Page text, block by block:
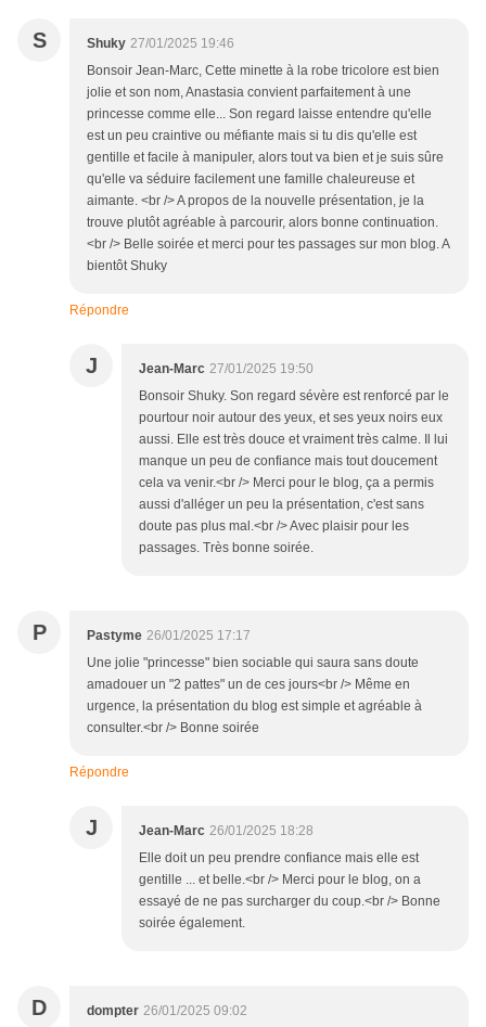
S Shuky 27/01/2025 19:46
Bonsoir Jean-Marc, Cette minette à la robe tricolore est bien
jolie et son nom, Anastasia convient parfaitement à une
princesse comme elle... Son regard laisse entendre qu'elle
est un peu craintive ou méfiante mais si tu dis qu'elle est
gentille et facile à manipuler, alors tout va bien et je suis sûre
qu'elle va séduire facilement une famille chaleureuse et
aimante. <br /> A propos de la nouvelle présentation, je la
trouve plutôt agréable à parcourir, alors bonne continuation.
<br /> Belle soirée et merci pour tes passages sur mon blog. A
bientôt Shuky
Répondre
J Jean-Marc 27/01/2025 19:50
Bonsoir Shuky. Son regard sévère est renforcé par le
pourtour noir autour des yeux, et ses yeux noirs eux
aussi. Elle est très douce et vraiment très calme. Il lui
manque un peu de confiance mais tout doucement
cela va venir.<br /> Merci pour le blog, ça a permis
aussi d'alléger un peu la présentation, c'est sans
doute pas plus mal.<br /> Avec plaisir pour les
passages. Très bonne soirée.
P Pastyme 26/01/2025 17:17
Une jolie "princesse" bien sociable qui saura sans doute
amadouer un "2 pattes" un de ces jours<br /> Même en
urgence, la présentation du blog est simple et agréable à
consulter.<br /> Bonne soirée
Répondre
J Jean-Marc 26/01/2025 18:28
Elle doit un peu prendre confiance mais elle est
gentille ... et belle.<br /> Merci pour le blog, on a
essayé de ne pas surcharger du coup.<br /> Bonne
soirée également.
D dompter 26/01/2025 09:02